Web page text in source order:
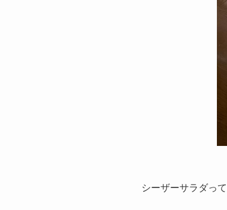
シーザーサラダっ